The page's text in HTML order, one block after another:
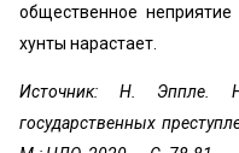
общественное неприятие
хунты нарастает.
Источник: Н. Эппле.
государственных